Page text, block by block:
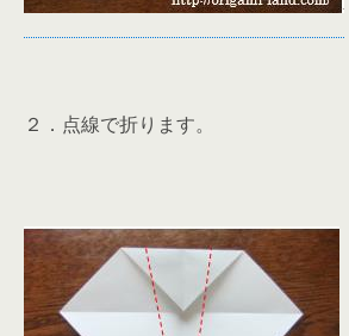
２．点線で折ります。